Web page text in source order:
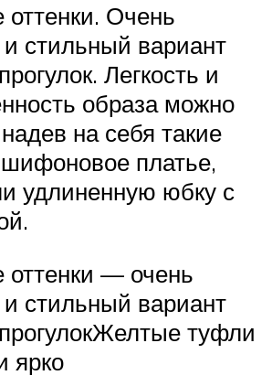
Очень
стильный вариант
Легкость и
образа можно
на себя такие
платье,
удлиненную юбку с
оттенки — очень
стильный вариант
туфли
ярко